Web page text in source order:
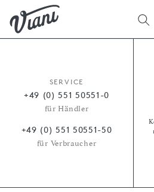
SERVICE
+49 (0) 551 50551-0
für Händler
+49 (0) 551 50551-50
für Verbraucher